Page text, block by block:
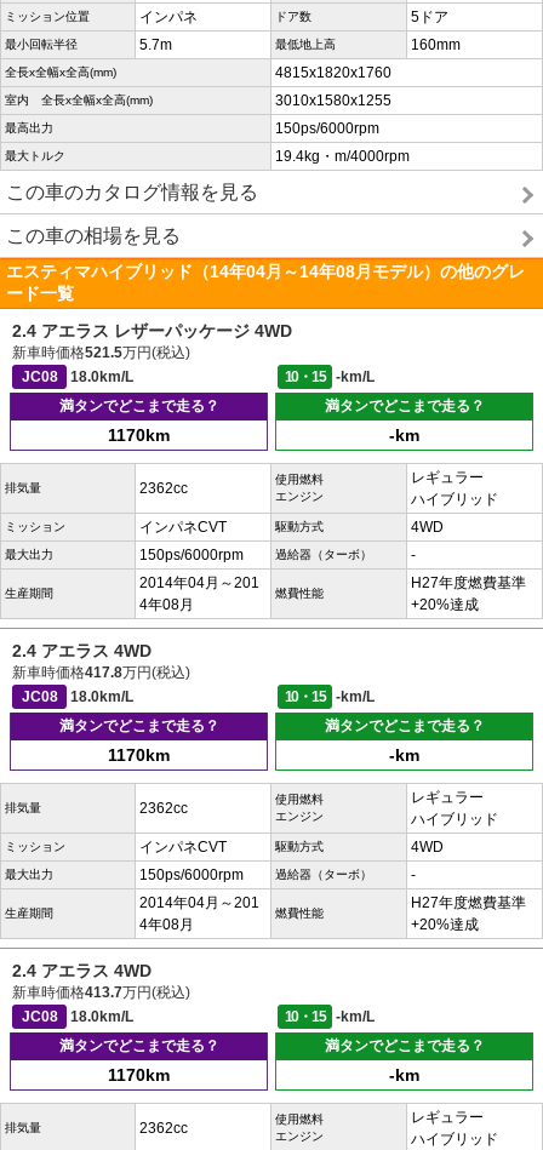
ミッション位置 インパネ ドア数 5ドア
最小回転半径 5.7m 最低地上高 160mm
全長x全幅x全高(mm) 4815x1820x1760
室内 全長x全幅x全高(mm) 3010x1580x1255
最高出力 150ps/6000rpm
最大トルク 19.4kg・m/4000rpm
この車のカタログ情報を見る
この車の相場を見る
エスティマハイブリッド（14年04月～14年08月モデル）の他のグレ
ード一覧
2.4 アエラス レザーパッケージ 4WD
新車時価格521.5万円(税込)
JC08
18.0km/L 10・15
-km/L
満タンでどこまで走る？
1170km
満タンでどこまで走る？
-km
排気量 2362cc
使用燃料
エンジン
レギュラー
ハイブリッド
ミッション インパネCVT 駆動方式 4WD
最大出力 150ps/6000rpm 過給器（ターボ） -
生産期間
2014年04月～201
4年08月
燃費性能
H27年度燃費基準
+20%達成
2.4 アエラス 4WD
新車時価格417.8万円(税込)
JC08
18.0km/L 10・15
-km/L
満タンでどこまで走る？
1170km
満タンでどこまで走る？
-km
排気量 2362cc
使用燃料
エンジン
レギュラー
ハイブリッド
ミッション インパネCVT 駆動方式 4WD
最大出力 150ps/6000rpm 過給器（ターボ） -
生産期間
2014年04月～201
4年08月
燃費性能
H27年度燃費基準
+20%達成
2.4 アエラス 4WD
新車時価格413.7万円(税込)
JC08
18.0km/L 10・15
-km/L
満タンでどこまで走る？
1170km
満タンでどこまで走る？
-km
排気量 2362cc
使用燃料
エンジン
レギュラー
ハイブリッド